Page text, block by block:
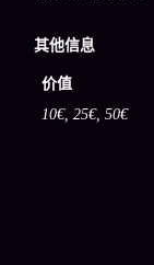
其他信息
价值
10€, 25€, 50€